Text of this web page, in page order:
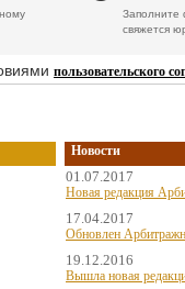
Заполните
свяжется
пользовательского
Новости
01.07.2017
Новая редакция
17.04.2017
Обновлен
19.12.2016
Вышла новая